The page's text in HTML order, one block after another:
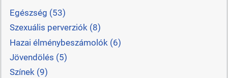
Egészség (53)
Szexuális perverziók (8)
Hazai élménybeszámolók (6)
Jövendölés (5)
Színek (9)